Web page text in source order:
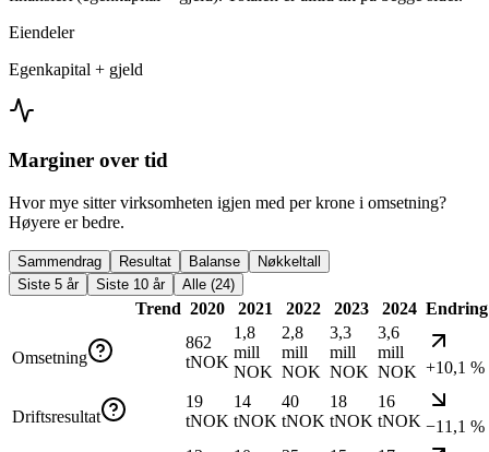
Eiendeler
Egenkapital + gjeld
Marginer over tid
Hvor mye sitter virksomheten igjen med per krone i omsetning?
Høyere er bedre.
Sammendrag Resultat Balanse
Nøkkeltall
Siste 5 år
Siste 10 år Alle (24)
Trend 2020 2021 2022 2023 2024 Endring
Omsetning
862
tNOK
1,8
mill
NOK
2,8
mill
NOK
3,3
mill
NOK
3,6
mill
NOK +10,1 %
Driftsresultat
19
tNOK
14
tNOK
40
tNOK
18
tNOK
16
tNOK −11,1 %